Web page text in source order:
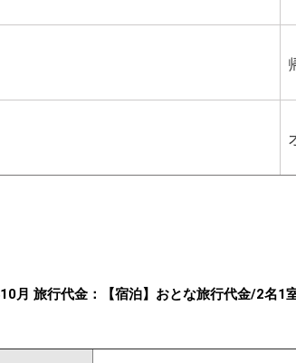
月 旅行代金：【宿泊】おとな旅行代金/2名1